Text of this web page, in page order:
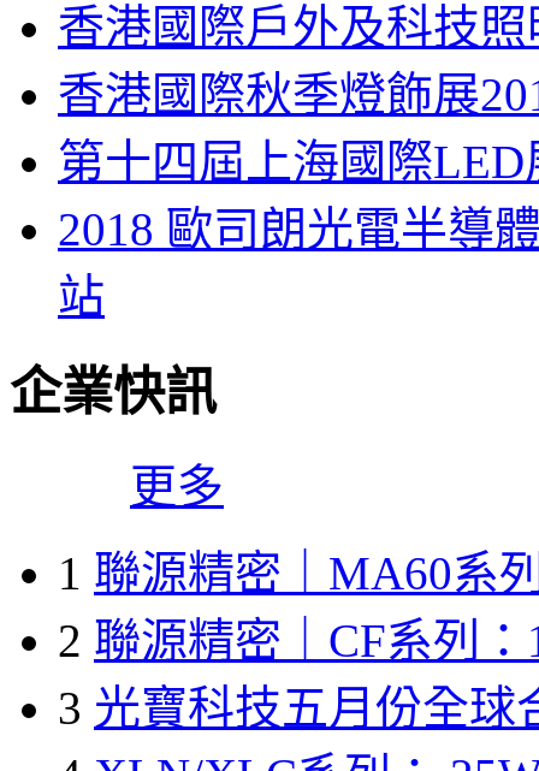
香港國際戶外及科技照
香港國際秋季燈飾展
第十四屆上海國際
2018 歐司朗光電半導
站
企業快訊
更多
1 聯源精密｜MA60系
2 聯源精密｜CF系列：
3 光寶科技五月份全球